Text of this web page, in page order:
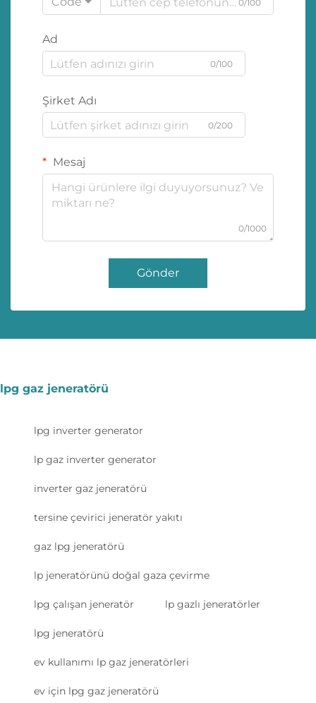
0/100
Ad
0/100
Şirket Adı
0/200
Mesaj
0/1000
Gönder
lpg gaz jeneratörü
lpg inverter generator
lp gaz inverter generator
inverter gaz jeneratörü
tersine çevirici jeneratör yakıtı
gaz lpg jeneratörü
lp jeneratörünü doğal gaza çevirme
lpg çalışan jeneratör lp gazlı jeneratörler
lpg jeneratörü
ev kullanımı lp gaz jeneratörleri
ev için lpg gaz jeneratörü